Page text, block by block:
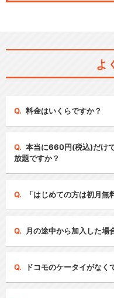
よ
料金はいくらですか？
本当に660円(税込)だけ
放題ですか？
「はじめての方は初月無
月の途中から加入した場
ドコモのケータイがなく